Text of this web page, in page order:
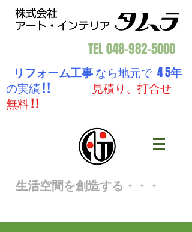
TEL048-982-5000
リフォーム工事なら地元で 4 5年
の実績 ! !
見積り、打合せ
無料 ! !
生活空間を創造する・・・